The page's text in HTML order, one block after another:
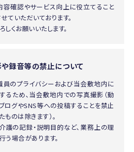
容確認やサービス向上に役立てること
ていただいております。
くお願いいたします。
録音等の禁止について
員のプライバシーおよび当会敷地内に
るため、当会敷地内での写真撮影（動
ログやSNS等への投稿することを禁止
ものは除きます）。
護の記録・説明目的など、業務上の理
う場合があります。